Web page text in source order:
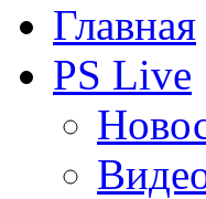
Главная
PS Live